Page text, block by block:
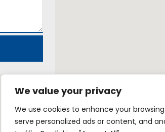
We value your privacy
We use cookies to enhance your
serve personalized ads or content, and